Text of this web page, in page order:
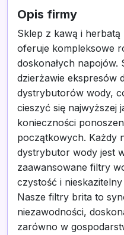
Opis firmy
Sklep z kawą i herbatą
oferuje kompleksowe
doskonałych napojów.
dzierżawie ekspresów
dystrybutorów wody,
cieszyć się najwyższej
konieczności
początkowych. Każdy
dystrybutor wody jest
zaawansowane filtry
czystość i
Nasze filtry brita to
niezawodności,
zarówno w